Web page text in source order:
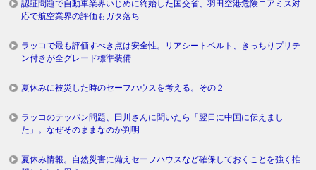
認証問題で自動車業界いじめに終始した国交省、羽田空港危険ニアミス対
応で航空業界の評価もガタ落ち
ラッコで最も評価すべき点は安全性。リアシートベルト、きっちりプリテ
ン付きが全グレード標準装備
夏休みに被災した時のセーフハウスを考える。その２
ラッコのテッパン問題、田川さんに聞いたら「翌日に中国に伝えまし
た」。なぜそのままなのか判明
夏休み情報。自然災害に備えセーフハウスなど確保しておくことを強く推